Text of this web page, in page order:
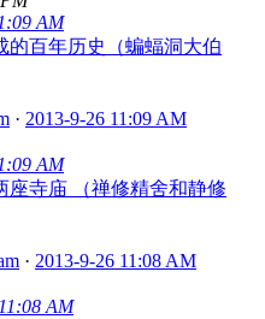
AM
的百年历史（蝙蝠洞大伯
· 2013-9-26 11:09 AM
AM
座寺庙 （禅修精舍和静修
· 2013-9-26 11:08 AM
AM